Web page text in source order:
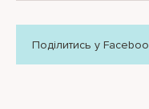
Поділитись у